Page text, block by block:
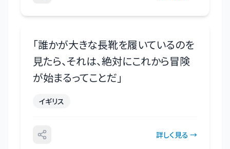
「誰かが大きな長靴を履いているのを
見たら、それは、絶対にこれから冒険
が始まるってことだ 」
イギリス
詳しく見る →